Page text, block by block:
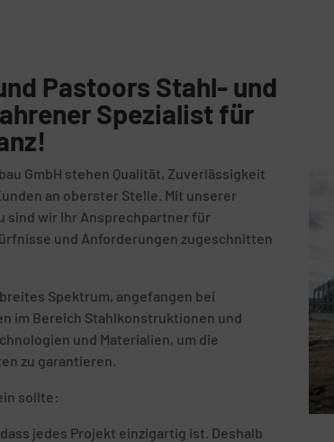
Pastoors Stahl- und
Spezialist für
GmbH stehen Qualität, Zuverlässigkeit
an oberster Stelle. Mit unserer
sind wir Ihr Ansprechpartner für
und Anforderungen zugeschnitten
Spektrum, angefangen bei
im Bereich Stahlkonstruktionen und
und Materialien, um die
zu garantieren.
sollte:
jedes Projekt einzigartig ist. Deshalb